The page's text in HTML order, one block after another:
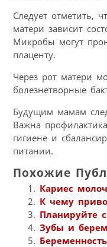
Следует отметить,
матери зависит
Микробы могут
плаценту.
Через рот матери
болезнетворные
Будущим мамам
Важна
гигиене и
питании.
Похожие
Кариес
К чему
Планируйте
Зубы и